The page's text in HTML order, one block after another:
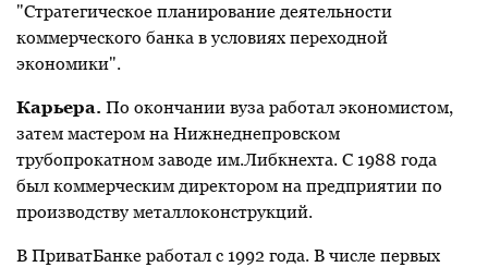
"Стратегическое планирование деятельности
коммерческого банка в условиях переходной
экономики".
Карьера. По окончании вуза работал экономистом,
затем мастером на Нижнеднепровском
трубопрокатном заводе им.Либкнехта. С 1988 года
был коммерческим директором на предприятии по
производству металлоконструкций.
В ПриватБанке работал с 1992 года. В числе первых